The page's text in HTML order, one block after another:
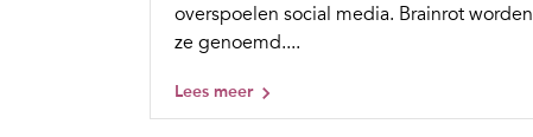
overspoelen social media. Brainrot worden
ze genoemd....
Lees meer